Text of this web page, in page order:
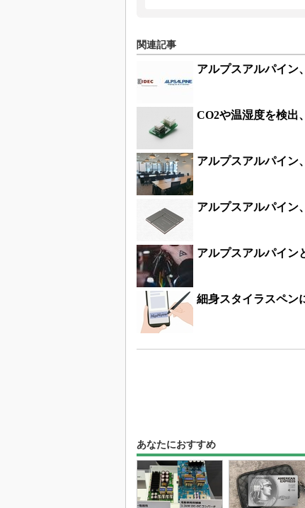
関連記事
アルプスアルパイン
CO2や温湿度を検出
アルプスアルパイン
アルプスアルパイン
アルプスアルパイン
細身スタイラスペン
あなたにおすすめ